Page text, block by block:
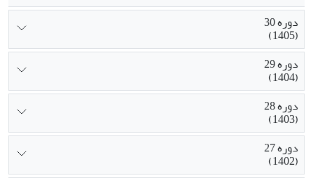
دوره 30
(1405)
دوره 29
(1404)
دوره 28
(1403)
دوره 27
(1402)